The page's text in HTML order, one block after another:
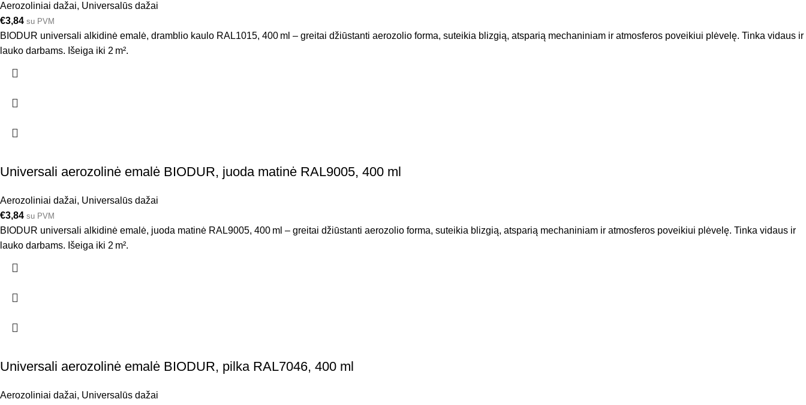
Aerozoliniai dažai, Universalūs dažai
€3,84 su PVM
BIODUR universali alkidinė emalė, dramblio kaulo RAL1015, 400 ml – greitai džiūstanti aerozolio forma, suteikia blizgią, atsparią mechaniniam ir atmosferos poveikiui plėvelę. Tinka vidaus ir
lauko darbams. Išeiga iki 2 m².
Universali aerozolinė emalė BIODUR, juoda matinė RAL9005, 400 ml
Aerozoliniai dažai, Universalūs dažai
€3,84 su PVM
BIODUR universali alkidinė emalė, juoda matinė RAL9005, 400 ml – greitai džiūstanti aerozolio forma, suteikia blizgią, atsparią mechaniniam ir atmosferos poveikiui plėvelę. Tinka vidaus ir
lauko darbams. Išeiga iki 2 m².
Universali aerozolinė emalė BIODUR, pilka RAL7046, 400 ml
Aerozoliniai dažai, Universalūs dažai